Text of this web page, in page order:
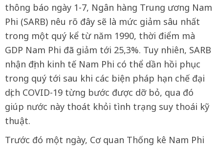
thông báo ngày 1-7, Ngân hàng Trung ương Nam
Phi (SARB) nêu rõ đây sẽ là mức giảm sâu nhất
trong một quý kể từ năm 1990, thời điểm mà
GDP Nam Phi đã giảm tới 25,3%. Tuy nhiên, SARB
nhận định kinh tế Nam Phi có thể dần hồi phục
trong quý tới sau khi các biện pháp hạn chế đại
dịch COVID-19 từng bước được dỡ bỏ, qua đó
giúp nước này thoát khỏi tình trạng suy thoái kỹ
thuật.
Trước đó một ngày, Cơ quan Thống kê Nam Phi